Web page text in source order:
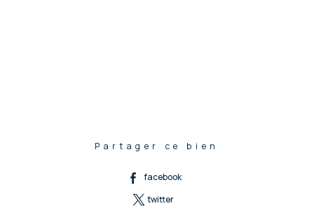
Partager ce bien
facebook
twitter